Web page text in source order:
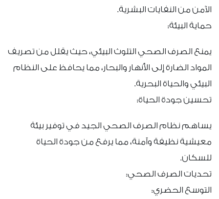
الآمن من النفايات البشرية.
حماية البيئة:
يمنع الصرف الصحي التلوث البيئي، حيث يقلل من تصريف
المواد الضارة إلى الأنهار والبحار، مما يحافظ على النظام
البيئي والحياة البحرية.
تحسين جودة الحياة:
يساهم نظام الصرف الصحي الجيد في توفير بيئة
معيشية نظيفة وآمنة، مما يرفع من جودة الحياة
للسكان.
تحديات الصرف الصحي:
التوسع الحضري: